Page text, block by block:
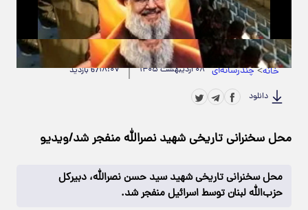
Video
حجم ویدیو: 2.89M |مدت زمان ویدیو: 00:00:34
خانه>چندرسانه‌ای ۰۸ اردیبهشت ۱۴۰۵ ۱۸:۰۷67 بازدید
دانلود
محل سخنرانی تاریخی شهید نصرالله منفجر شد/ویدیو
محل سخنرانی تاریخی شهید سید حسن نصرالله، دبیرکل
حزب‌الله لبنان توسط اسرائیل منفجر شد.